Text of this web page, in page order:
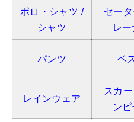
ポロ・シャツ /
シャツ
セータ
レ
パンツ ベ
レインウェア
スカ
ンピ